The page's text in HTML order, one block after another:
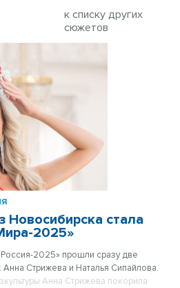
к списку других
сюжетов
Новосибирска стала
2025»
2025» прошли сразу две
Стрижева и Наталья Сипайлова.
Анна Стрижева покорила